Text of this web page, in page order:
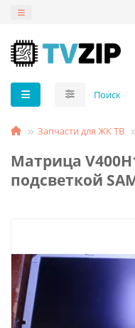
Запчасти для ЖК ТВ
Матрица
подсветкой